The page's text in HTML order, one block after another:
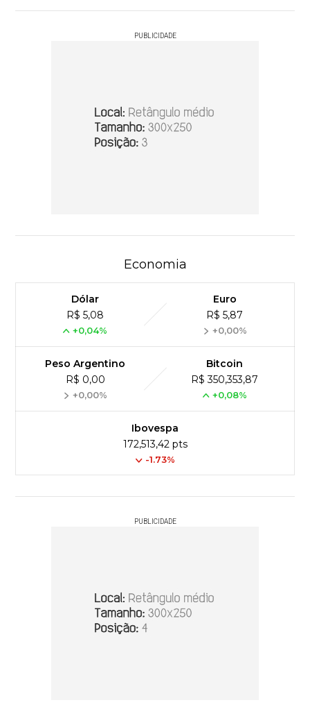
PUBLICIDADE
Economia
Dólar
R$ 5,08
+0,04%
Euro
R$ 5,87
+0,00%
Peso Argentino
R$ 0,00
+0,00%
Bitcoin
R$ 350,353,87
+0,08%
Ibovespa
172,513,42 pts
-1.73%
PUBLICIDADE